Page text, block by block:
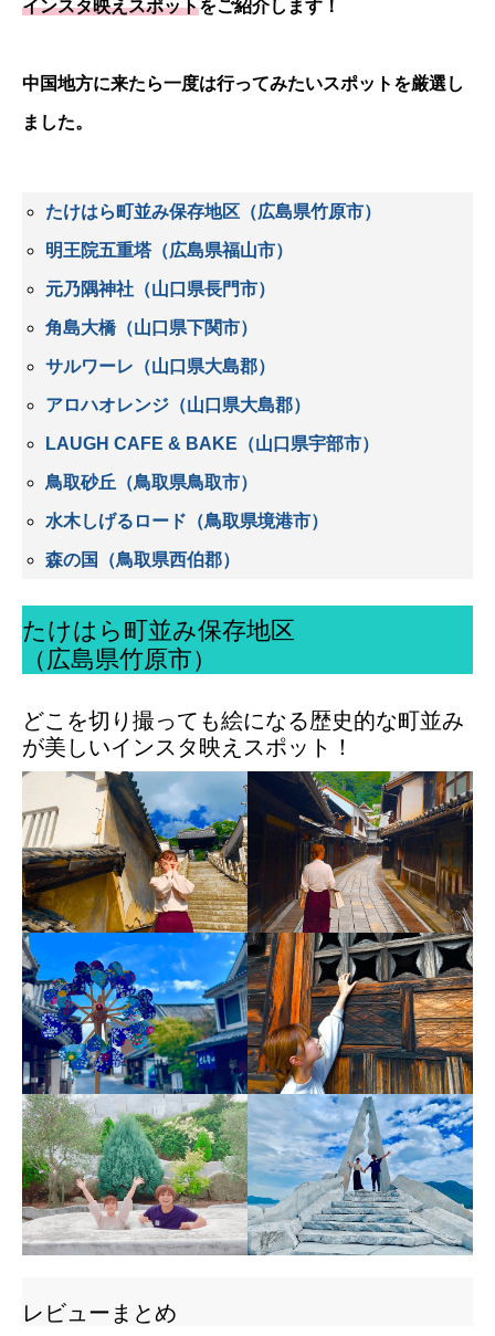
インスタ映えスポットをご紹介します！
中国地方に来たら一度は行ってみたいスポットを厳選し
ました。
たけはら町並み保存地区（広島県竹原市）
明王院五重塔（広島県福山市）
元乃隅神社（山口県長門市）
角島大橋（山口県下関市）
サルワーレ（山口県大島郡）
アロハオレンジ（山口県大島郡）
LAUGH CAFE & BAKE（山口県宇部市）
鳥取砂丘（鳥取県鳥取市）
水木しげるロード（鳥取県境港市）
森の国（鳥取県西伯郡）
たけはら町並み保存地区
（広島県竹原市）
どこを切り撮っても絵になる歴史的な町並み
が美しいインスタ映えスポット！
レビューまとめ